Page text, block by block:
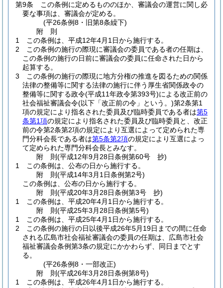
第9条
この条例に定めるもののほか、審議会の運営に関し必
要な事項は、審議会が定める。
(平26条例8・旧第8条繰下)
附 則
1
この条例は、平成12年4月1日から施行する。
2
この条例の施行の際現に審議会の委員である者の任期は、
この条例の施行の日前に審議会の委員に任命された日から
起算する。
3
この条例の施行の際現に地方分権の推進を図るための関係
法律の整備等に関する法律の施行に伴う厚生省関係政令の
整備等に関する政令(平成11年政令第393号)による改正前の
社会福祉審議会令(以下「改正前の令」という。)第2条第1
項の規定により指名された委員及び臨時委員である者は第5
条第1項の規定により指名された委員及び臨時委員と、改正
前の令第2条第2項の規定により互選によって定められた専
門分科会長である者は第5条第2項の規定により互選によっ
て定められた専門分科会長とみなす。
附 則(平成12年9月28日条例第60号 抄)
1
この条例は、公布の日から施行する。
附 則(平成14年3月1日条例第2号)
この条例は、公布の日から施行する。
附 則(平成20年3月28日条例第3号 抄)
1
この条例は、平成20年4月1日から施行する。
附 則(平成25年3月28日条例第5号)
1
この条例は、平成25年4月1日から施行する。
2
この条例の施行の日以後平成26年5月19日までの間に任命
される広島市社会福祉審議会の委員の任期は、広島市社会
福祉審議会条例第3条の規定にかかわらず、同日までとす
る。
(平26条例8・一部改正)
附 則(平成26年3月28日条例第8号)
1
この条例は、平成26年4月1日から施行する。